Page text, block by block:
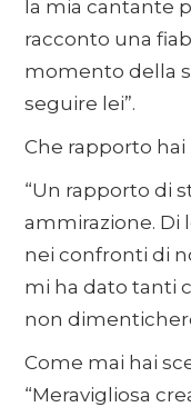
la mia cantante
racconto una
momento della
seguire lei”.
Che rapporto hai
“Un rapporto di
ammirazione. Di
nei confronti di
mi ha dato tanti
non
Come mai hai
“Meravigliosa